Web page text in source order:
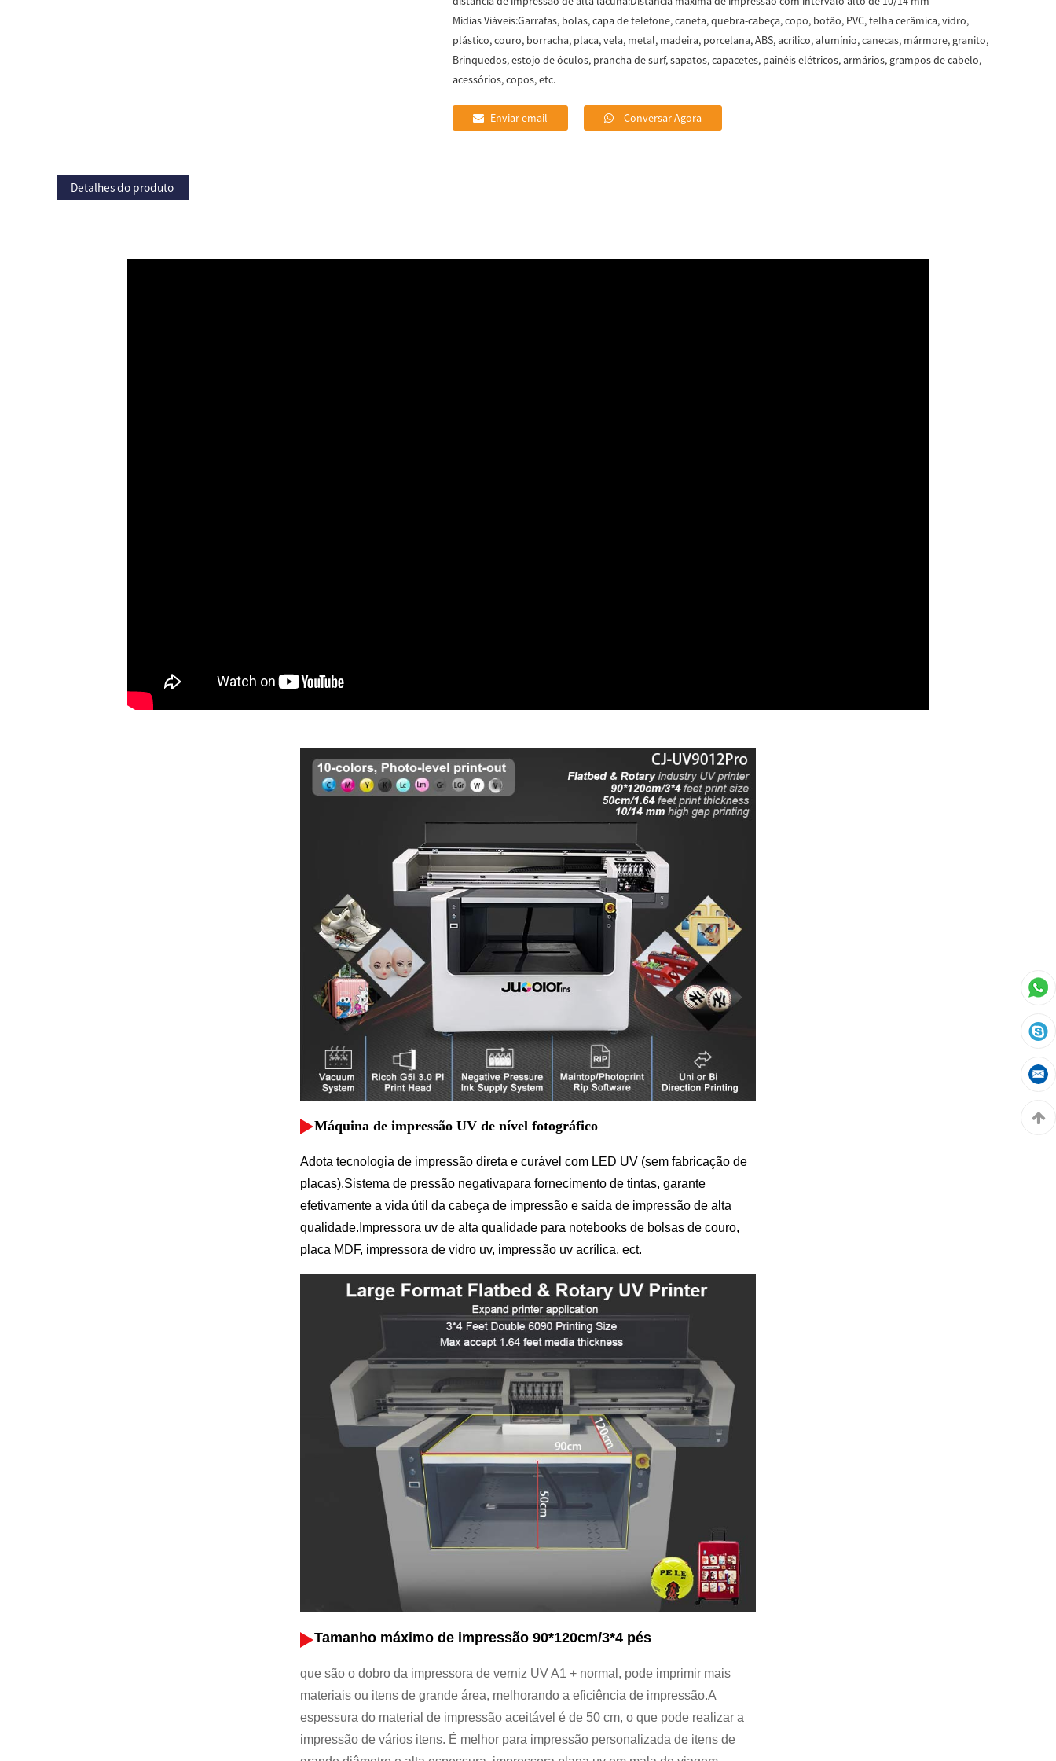
Mídias Viáveis:Garrafas, bolas, capa de telefone, caneta, quebra-cabeça, copo, botão, PVC, telha cerâmica, vidro,
plástico, couro, borracha, placa, vela, metal, madeira, porcelana, ABS, acrílico, alumínio, canecas, mármore, granito,
Brinquedos, estojo de óculos, prancha de surf, sapatos, capacetes, painéis elétricos, armários, grampos de cabelo,
acessórios, copos, etc.
Enviar email Conversar Agora
Detalhes do produto
Máquina de impressão UV de nível fotográfico
Adota tecnologia de impressão direta e curável com LED UV (sem fabricação de
placas).Sistema de pressão negativapara fornecimento de tintas, garante
efetivamente a vida útil da cabeça de impressão e saída de impressão de alta
qualidade. Impressora uv de alta qualidade para notebooks de bolsas de couro,
placa MDF, impressora de vidro uv, impressão uv acrílica, ect.
Tamanho máximo de impressão 90*120cm/3*4 pés
que são o dobro da impressora de verniz UV A1 + normal, pode imprimir mais
materiais ou itens de grande área, melhorando a eficiência de impressão.A
espessura do material de impressão aceitável é de 50 cm, o que pode realizar a
impressão de vários itens. É melhor para impressão personalizada de itens de